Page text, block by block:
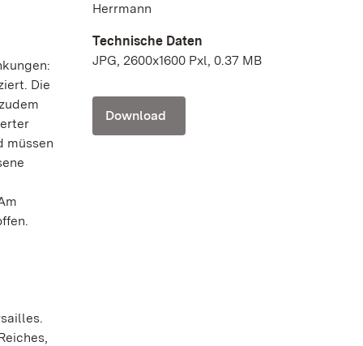
Die
müssen
Herrmann
Technische Daten
JPG, 2600x1600 Pxl, 0.37 MB
Download